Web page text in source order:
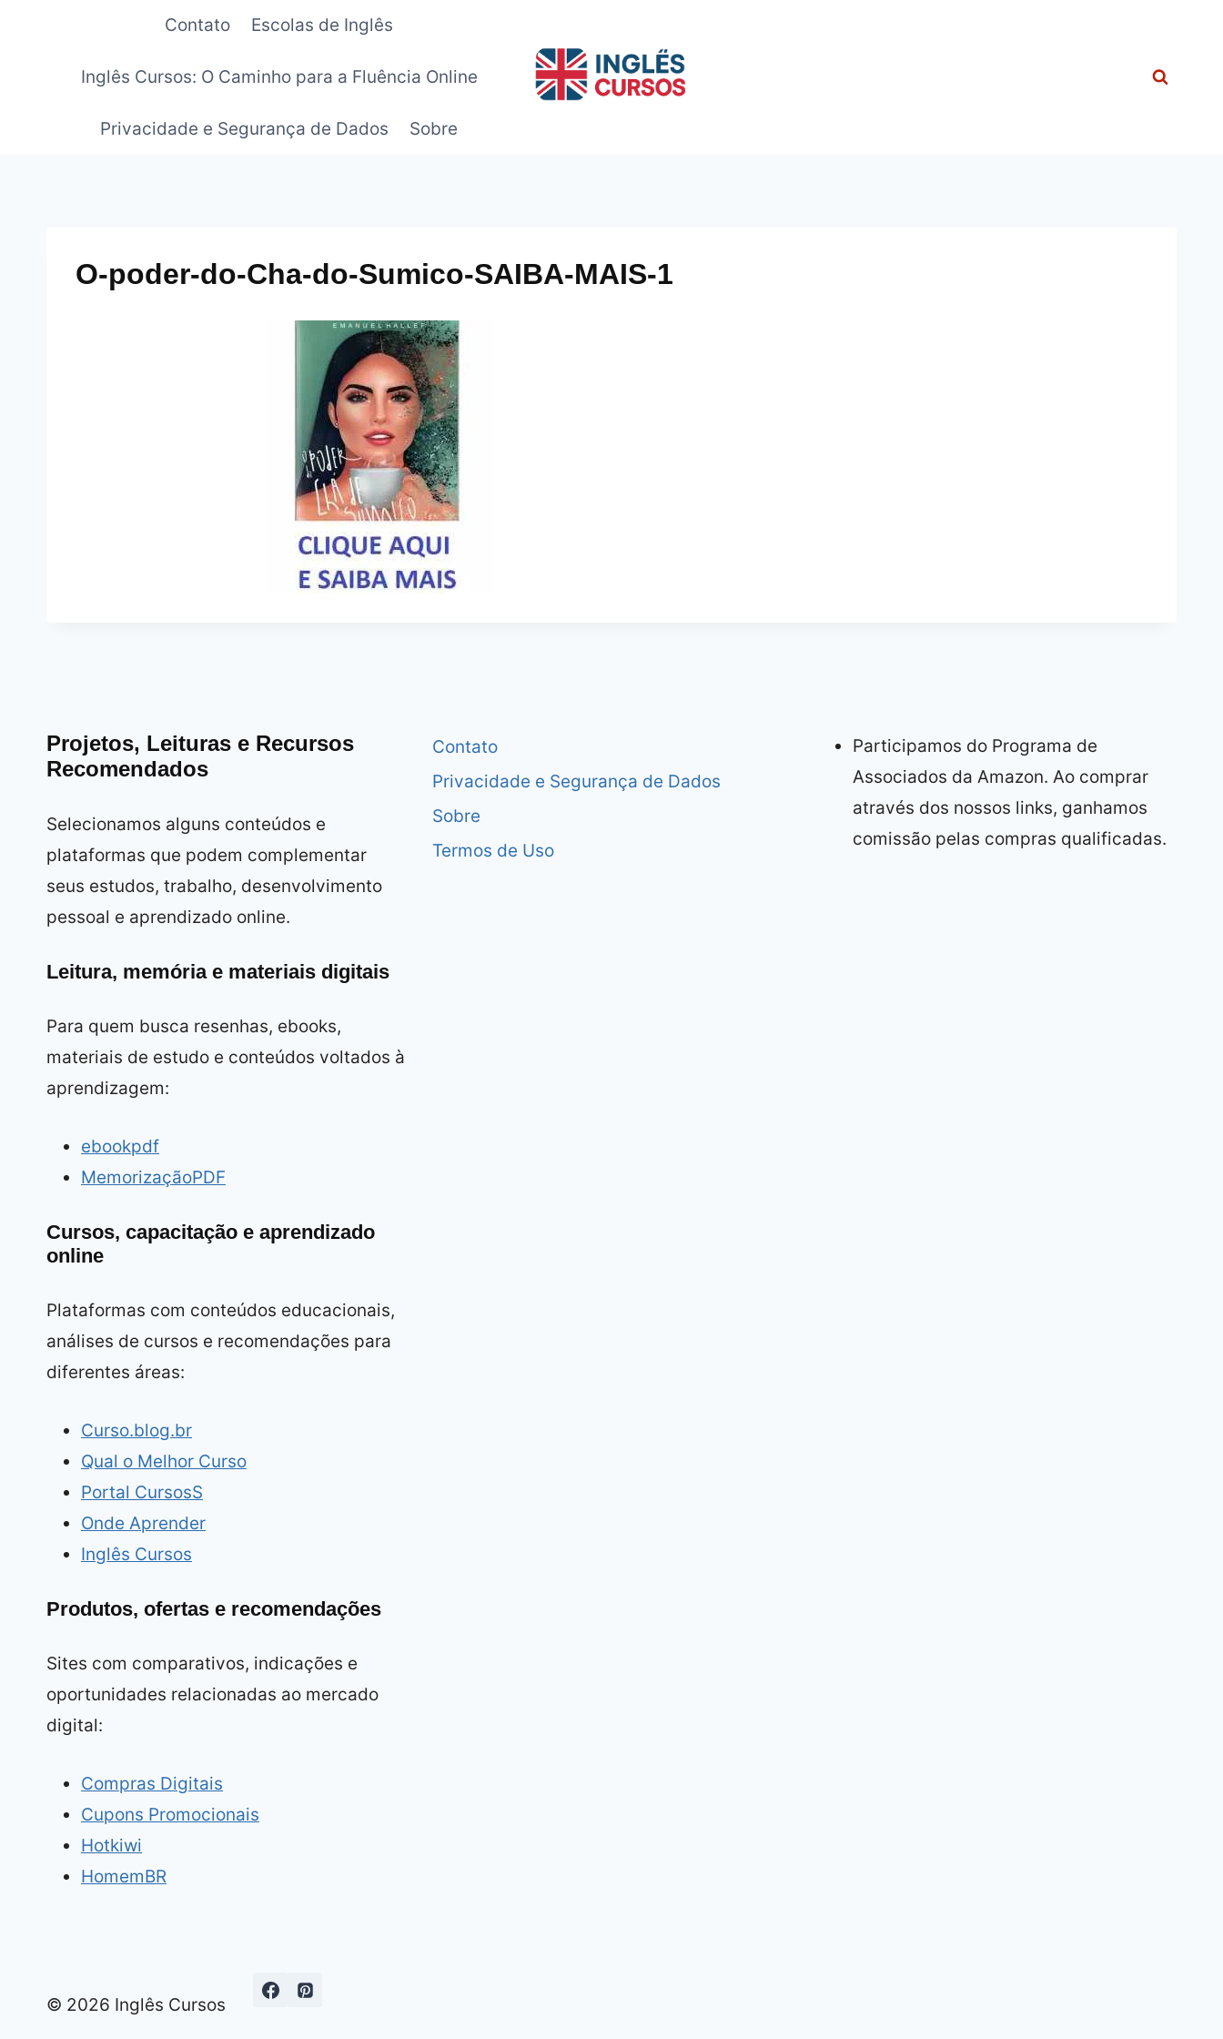
Contato Escolas de Inglês
Inglês Cursos: O Caminho para a Fluência Online
Privacidade e Segurança de Dados Sobre
O-poder-do-Cha-do-Sumico-SAIBA-MAIS-1
Projetos, Leituras e Recursos
Recomendados
Selecionamos alguns conteúdos e
plataformas que podem complementar
seus estudos, trabalho, desenvolvimento
pessoal e aprendizado online.
Leitura, memória e materiais digitais
Para quem busca resenhas, ebooks,
materiais de estudo e conteúdos voltados à
aprendizagem:
ebookpdf
MemorizaçãoPDF
Cursos, capacitação e aprendizado
online
Plataformas com conteúdos educacionais,
análises de cursos e recomendações para
diferentes áreas:
Curso.blog.br
Qual o Melhor Curso
Portal CursosS
Onde Aprender
Inglês Cursos
Produtos, ofertas e recomendações
Sites com comparativos, indicações e
oportunidades relacionadas ao mercado
digital:
Compras Digitais
Cupons Promocionais
Hotkiwi
HomemBR
Contato
Privacidade e Segurança de Dados
Sobre
Termos de Uso
Participamos do Programa de
Associados da Amazon. Ao comprar
através dos nossos links, ganhamos
comissão pelas compras qualificadas.
© 2026 Inglês Cursos